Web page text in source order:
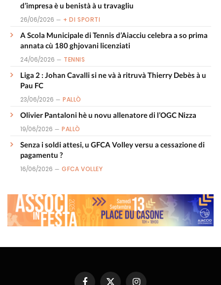
d’impresa è u benistà à u travagliu
26/06/2026 + DI SPORTI
A Scola Municipale di Tennis d’Aiacciu celebra a so prima
annata cù 180 ghjovani licenziati
24/06/2026 TENNIS
Liga 2 : Johan Cavalli si ne và à ritruvà Thierry Debès à u
Pau FC
23/06/2026 PALLÒ
Olivier Pantaloni hè u novu allenatore di l’OGC Nizza
19/06/2026 PALLÒ
Senza i soldi attesi, u GFCA Volley versu a cessazione di
pagamentu ?
16/06/2026 GFCA VOLLEY